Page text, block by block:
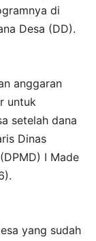
di
Desa (DD).
anggaran
untuk
setelah dana
Dinas
I Made
yang sudah